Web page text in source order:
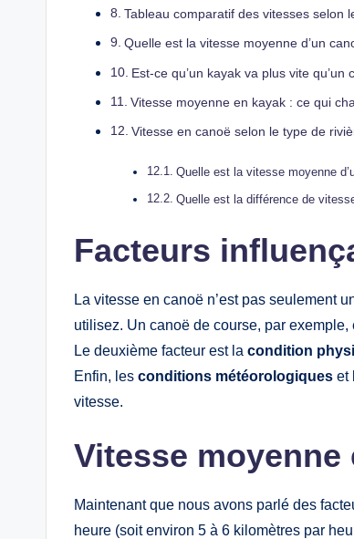
Tableau comparatif des vitesses selon
Quelle est la vitesse moyenne d’un
Est-ce qu’un kayak va plus vite qu’un
Vitesse moyenne en kayak : ce qui
Vitesse en canoë selon le type de
Quelle est la vitesse moyenne
Quelle est la différence de
Facteurs
La vitesse en canoë n’est pas seulement
utilisez. Un canoë de course, par
Le deuxième facteur est la condition
Enfin, les conditions météorologiques et
vitesse.
Vitesse
Maintenant que nous avons parlé des
heure (soit environ 5 à 6 kilomètres par